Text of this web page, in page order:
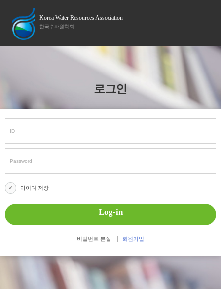
Korea Water Resources Association
한국수자원학회
로그인
아이디 저장
Log-in
비밀번호 분실 회원가입